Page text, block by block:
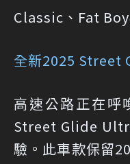
Classic、Fat
全新2025 Street
高速公路正在呼
Street Glide
驗。此車款保留